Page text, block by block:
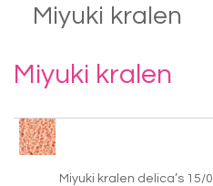
Miyuki kralen
Miyuki kralen
Miyuki kralen delica’s 15/0